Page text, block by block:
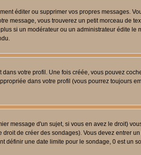
éditer ou supprimer vos propres messages.
message, vous trouverez un petit morceau de
si un modérateur ou un administrateur édite
votre profil. Une fois créée, vous pouvez
dans votre profil (vous pourrez toujours
message d'un sujet, si vous en avez le droit)
de créer des sondages). Vous devez entrer
définir une date limite pour le sondage, 0 est un